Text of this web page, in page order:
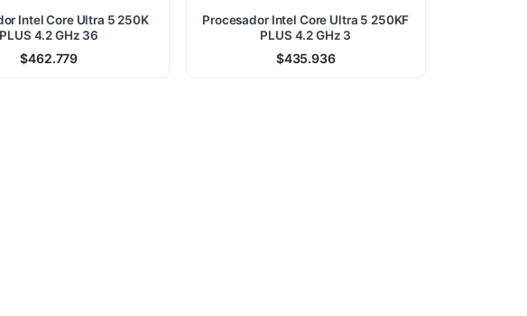
Intel Core Ultra 5 250K
PLUS 4.2 GHz 36
$462.779
Procesador Intel Core Ultra 5 250KF
PLUS 4.2 GHz 3
$435.936